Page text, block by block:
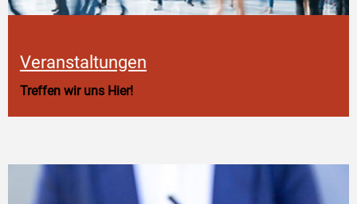
Veranstaltungen
Treffen wir uns Hier!